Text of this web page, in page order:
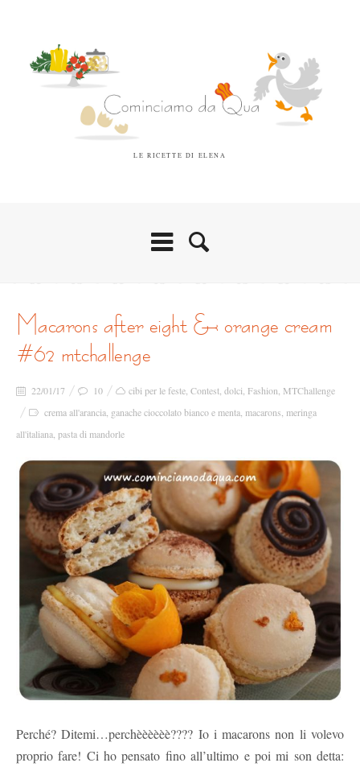
LE RICETTE DI ELENA
macarons after eight & orange cream
#62 mtchallenge
22/01/17 10 cibi per le feste Contest dolci Fashion MTChallenge
crema all'arancia ganache cioccolato bianco e menta macarons meringa
all'italiana pasta di mandorle
Perché? Ditemi…perchèèèèèè???? Io i macarons non li volevo
proprio fare! Ci ho pensato fino all’ultimo e poi mi son detta: